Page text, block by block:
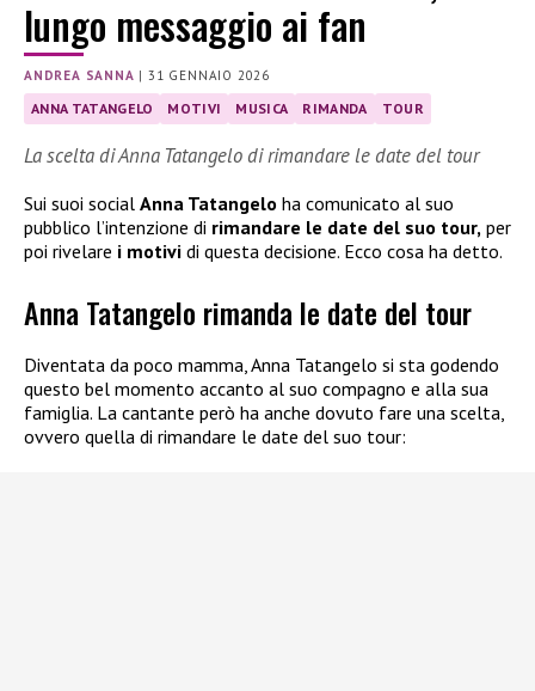
lungo messaggio ai fan
ANDREA SANNA |31 GENNAIO 2026
ANNA TATANGELO MOTIVI MUSICA RIMANDA TOUR
La scelta di Anna Tatangelo di rimandare le date del tour
Sui suoi social Anna Tatangelo ha comunicato al suo
pubblico l’intenzione di rimandare le date del suo tour, per
poi rivelare i motivi di questa decisione. Ecco cosa ha detto.
Anna Tatangelo rimanda le date del tour
Diventata da poco mamma, Anna Tatangelo si sta godendo
questo bel momento accanto al suo compagno e alla sua
famiglia. La cantante però ha anche dovuto fare una scelta,
ovvero quella di rimandare le date del suo tour: